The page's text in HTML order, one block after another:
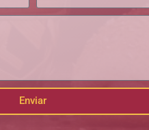
Enviar